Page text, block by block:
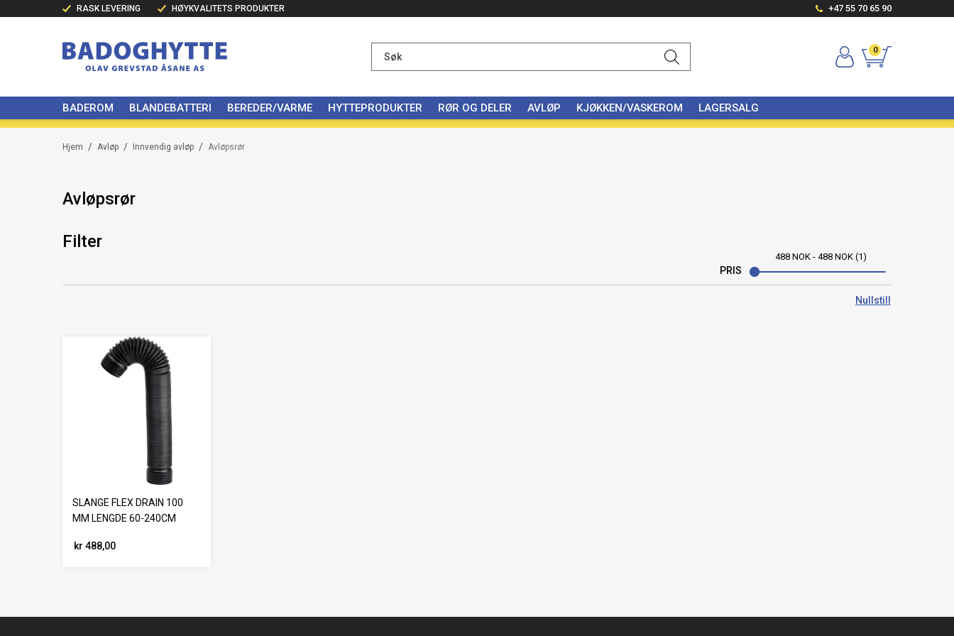
RASK LEVERING HØYKVALITETS PRODUKTER +47 55 70 65 90
0
BADEROM BLANDEBATTERI BEREDER/VARME HYTTEPRODUKTER RØR OG DELER AVLØP KJØKKEN/VASKEROM LAGERSALG
/
Hjem /
Avløp /
Innvendig avløp Avløpsrør
Avløpsrør
Filter
PRIS
488 NOK - 488 NOK 1
Nullstill
SLANGE FLEX DRAIN 100
MM LENGDE 60-240CM
kr 488,00